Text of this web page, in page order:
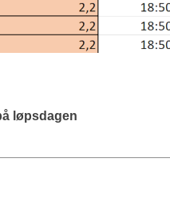
løpsdagen